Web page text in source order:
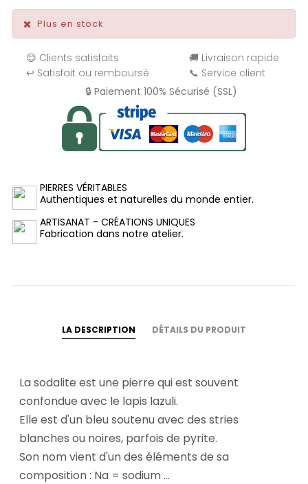
Plus en stock
😊 Clients satisfaits
🚚 Livraison rapide
↩️ Satisfait ou remboursé
📞 Service client
🔒 Paiement 100% Sécurisé (SSL)
PIERRES VÉRITABLES
Authentiques et naturelles du monde entier.
ARTISANAT - CRÉATIONS UNIQUES
Fabrication dans notre atelier.
LA DESCRIPTION DÉTAILS DU PRODUIT
La sodalite est une pierre qui est souvent
confondue avec le lapis lazuli.
Elle est d'un bleu soutenu avec des stries
blanches ou noires, parfois de pyrite.
Son nom vient d'un des éléments de sa
composition : Na = sodium ...